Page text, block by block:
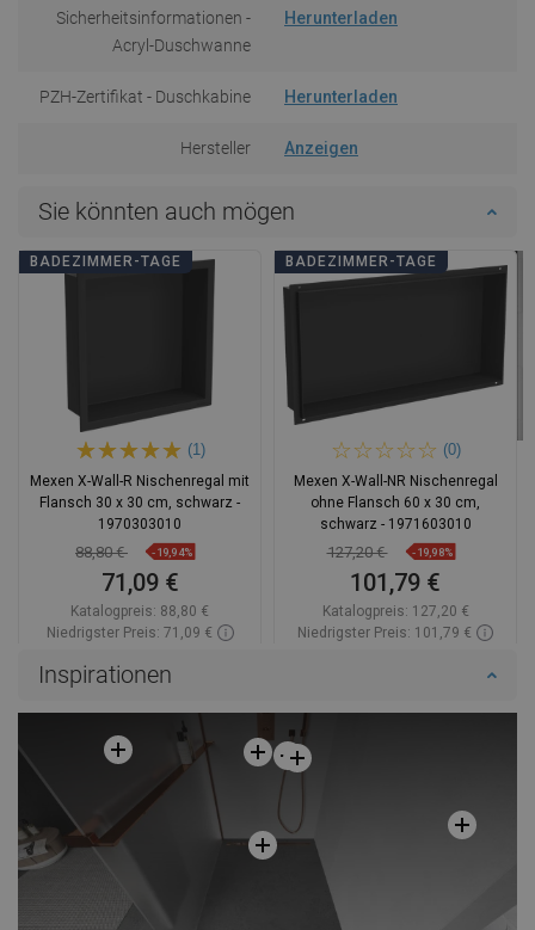
Sicherheitsinformationen -
Acryl-Duschwanne
Herunterladen
PZH-Zertifikat - Duschkabine Herunterladen
Hersteller Anzeigen
Sie könnten auch mögen
BADEZIMMER-TAGE
(1)
Mexen X-Wall-R Nischenregal mit
Flansch 30 x 30 cm, schwarz -
1970303010
88,80 € -19,94%
71,09 €
Katalogpreis: 88,80 €
Niedrigster Preis: 71,09 €
Favorit
Vergleichen
BADEZIMMER-TAGE
(0)
Mexen X-Wall-NR Nischenregal
ohne Flansch 60 x 30 cm,
schwarz - 1971603010
127,20 € -19,98%
101,79 €
Katalogpreis: 127,20 €
Niedrigster Preis: 101,79 €
Inspirationen